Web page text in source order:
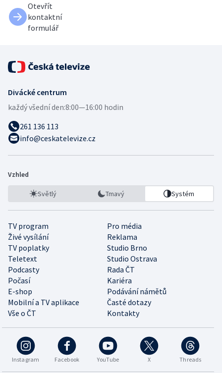
Otevřít
kontaktní
formulář
Divácké centrum
každý všední den:8:00—16:00 hodin
261 136 113
info@ceskatelevize.cz
Vzhled
Světlý Tmavý Systém
TV program
Pro média
Živé vysílání
Reklama
TV poplatky
Studio Brno
Teletext
Studio Ostrava
Podcasty
Rada ČT
Počasí
Kariéra
E-shop
Podávání námětů
Mobilní a TV aplikace
Časté dotazy
Vše o ČT
Kontakty
Instagram Facebook YouTube X Threads